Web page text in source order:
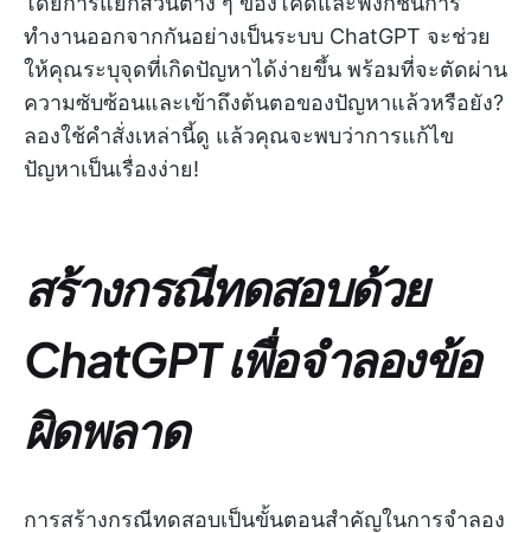
ทำงานออกจากกันอย่างเป็นระบบ ChatGPT จะช่วย
ให้คุณระบุจุดที่เกิดปัญหาได้ง่ายขึ้น พร้อมที่จะตัดผ่าน
ความซับซ้อนและเข้าถึงต้นตอของปัญหาแล้วหรือยัง?
ลองใช้คำสั่งเหล่านี้ดู แล้วคุณจะพบว่าการแก้ไข
ปัญหาเป็นเรื่องง่าย!
สร้างกรณีทดสอบด้วย
ChatGPT เพื่อจำลองข้อ
ผิดพลาด
การสร้างกรณีทดสอบเป็นขั้นตอนสำคัญในการจำลอง